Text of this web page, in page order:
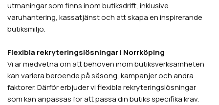
utmaningar som finns inom butiksdrift, inklusive
varuhantering, kassatjänst och att skapa en inspirerande
butiksmiljö.
Flexibla rekryteringslösningar i Norrköping
Vi är medvetna om att behoven inom butiksverksamheten
kan variera beroende på säsong, kampanjer och andra
faktorer. Därför erbjuder vi flexibla rekryteringslösningar
som kan anpassas för att passa din butiks specifika krav.